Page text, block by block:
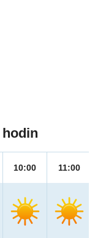
10:00 11:00